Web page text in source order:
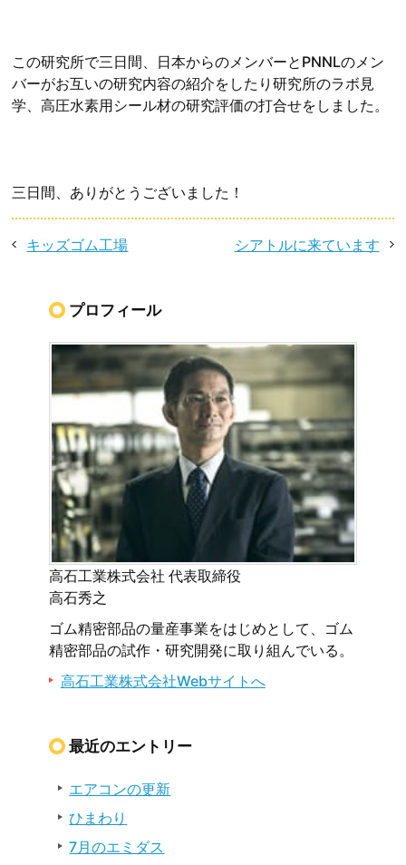
この研究所で三日間、日本からのメンバーとPNNLのメン
バーがお互いの研究内容の紹介をしたり研究所のラボ見
学、高圧水素用シール材の研究評価の打合せをしました。
三日間、ありがとうございました！
キッズゴム工場 シアトルに来ています
プロフィール
高石工業株式会社 代表取締役
高石秀之
ゴム精密部品の量産事業をはじめとして、ゴム
精密部品の試作・研究開発に取り組んでいる。
高石工業株式会社Webサイトへ
最近のエントリー
エアコンの更新
ひまわり
7月のエミダス